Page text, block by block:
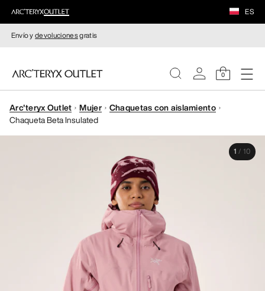
ES
Envío ydevolucionesgratis
0
MUJERE
Arc'teryx Outlet Mujer
Chaquetas con aislamiento
Chaqueta Beta Insulated
1 / 10